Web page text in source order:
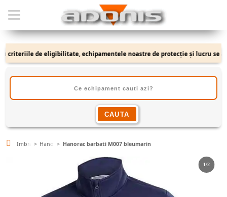
de eligibilitate, echipamentele noastre de protecție și lucru se
ImbracaminteHanoraceHanorac barbati M007 bleumarin
1/2